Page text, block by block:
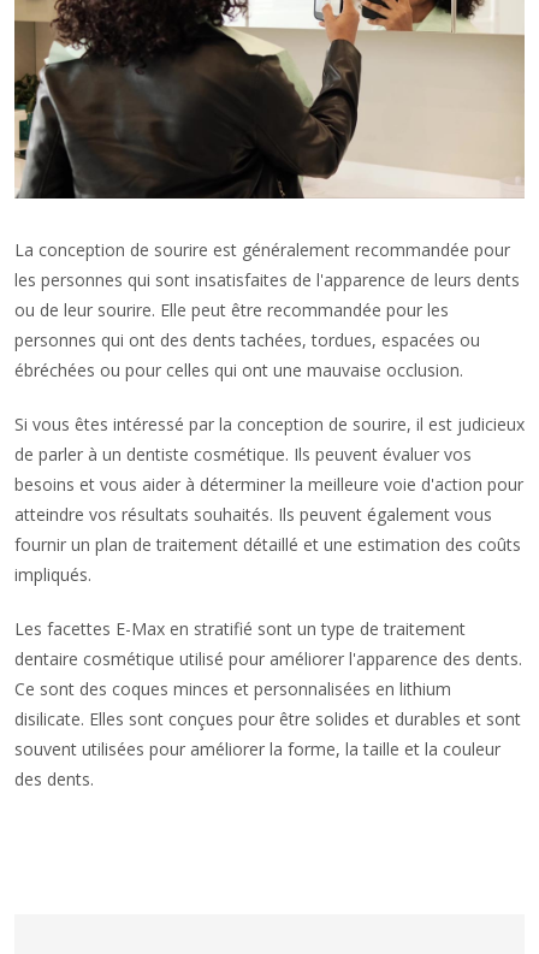
La conception de sourire est généralement recommandée pour
les personnes qui sont insatisfaites de l'apparence de leurs dents
ou de leur sourire. Elle peut être recommandée pour les
personnes qui ont des dents tachées, tordues, espacées ou
ébréchées ou pour celles qui ont une mauvaise occlusion.
Si vous êtes intéressé par la conception de sourire, il est judicieux
de parler à un dentiste cosmétique. Ils peuvent évaluer vos
besoins et vous aider à déterminer la meilleure voie d'action pour
atteindre vos résultats souhaités. Ils peuvent également vous
fournir un plan de traitement détaillé et une estimation des coûts
impliqués.
Les facettes E-Max en stratifié sont un type de traitement
dentaire cosmétique utilisé pour améliorer l'apparence des dents.
Ce sont des coques minces et personnalisées en lithium
disilicate. Elles sont conçues pour être solides et durables et sont
souvent utilisées pour améliorer la forme, la taille et la couleur
des dents.